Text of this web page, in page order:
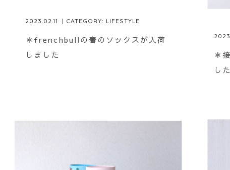
2023.02.11 | CATEGORY: LIFESTYLE
＊frenchbullの春のソックスが入荷
しました
＊
した